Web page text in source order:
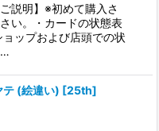
説明】※初めて購入さ
い。・カードの状態表
ップおよび店頭での状
…
テ (絵違い) [25th]